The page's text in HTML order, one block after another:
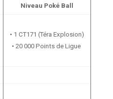
Niveau Poké Ball
• 1 CT171 (Téra Explosion)
• 20 000 Points de Ligue